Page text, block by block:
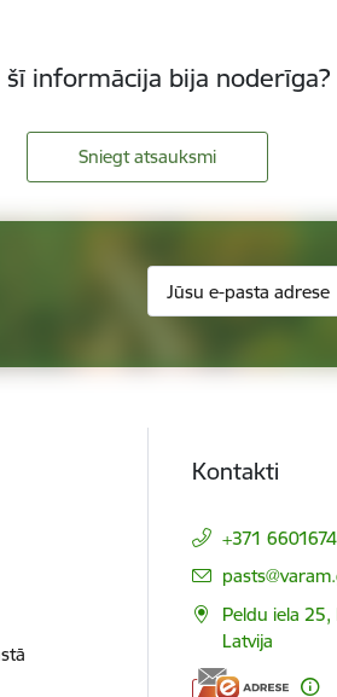
šī informācija bija noderīga?
Sniegt atsauksmi
Kontakti
+371
E-pasts:
Peldu iela 25,
Latvija